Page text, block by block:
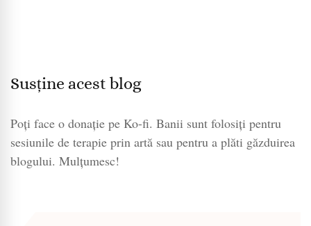
Susține acest blog
Poți face o donație pe Ko-fi. Banii sunt folosiți pentru
sesiunile de terapie prin artă sau pentru a plăti găzduirea
blogului. Mulțumesc!